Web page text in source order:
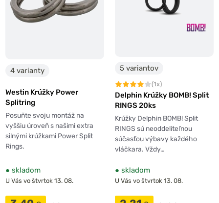
4 varianty
Westin Krúžky Power
Splitring
Posuňte svoju montáž na
vyššiu úroveň s našimi extra
silnými krúžkami Power Split
Rings.
● skladom
U Vás vo štvrtok 13. 08.
5 variantov
(1x)
Delphin Krúžky BOMB! Split
RINGS 20ks
Krúžky Delphin BOMB! Split
RINGS sú neoddeliteľnou
súčasťou výbavy každého
vláčkara. Vždy…
● skladom
U Vás vo štvrtok 13. 08.